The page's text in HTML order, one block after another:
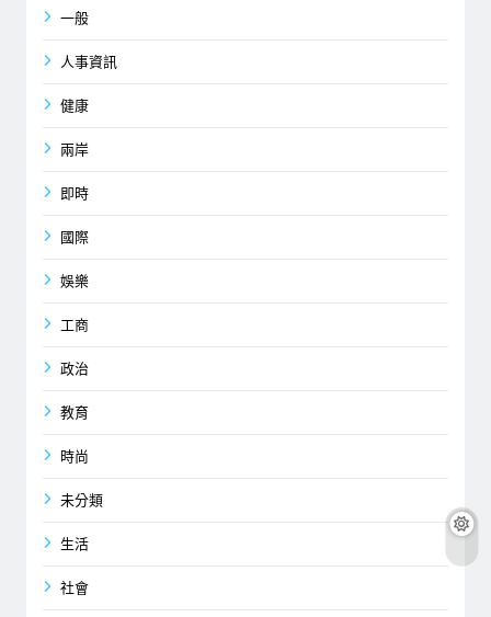
一般
人事資訊
健康
兩岸
即時
國際
娛樂
工商
政治
教育
時尚
未分類
生活
社會